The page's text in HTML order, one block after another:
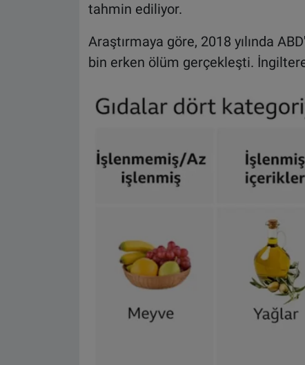
tahmin ediliyor.
Araştırmaya göre, 2018 yılında
bin erken ölüm gerçekleşti.